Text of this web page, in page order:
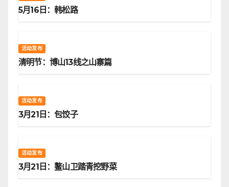
5月16日：韩松路
活动发布
清明节：博山13线之山寨篇
活动发布
3月21日：包饺子
活动发布
3月21日：鳌山卫踏青挖野菜